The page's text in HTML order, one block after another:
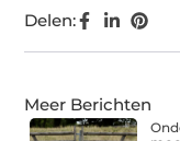
Delen:
Meer Berichten